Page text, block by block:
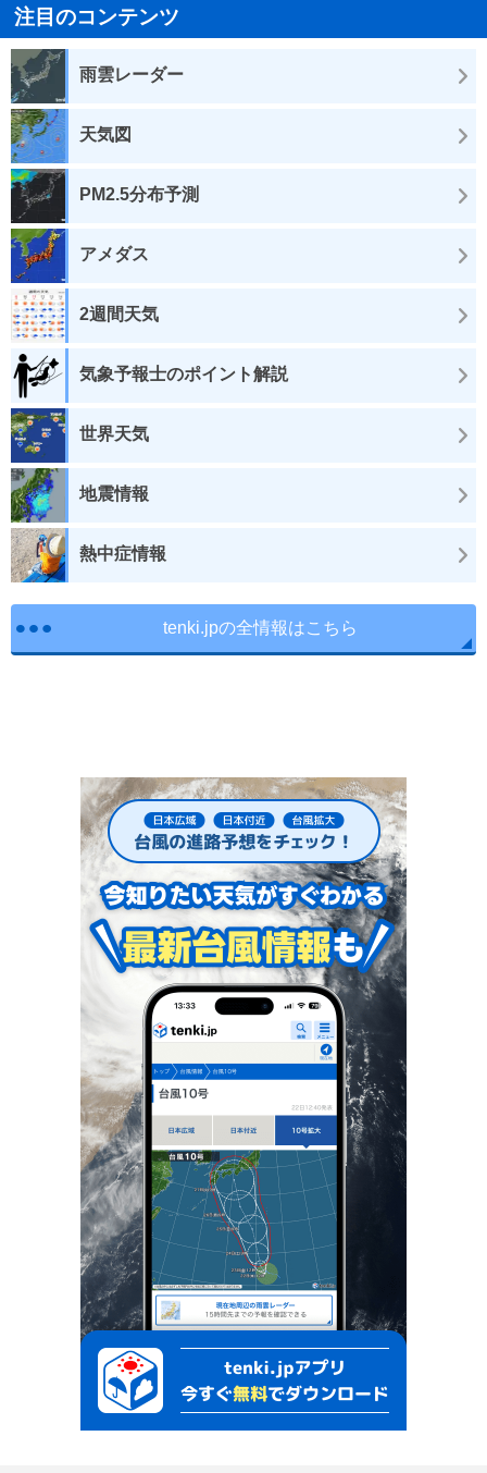
注目のコンテンツ
雨雲レーダー
天気図
PM2.5分布予測
アメダス
2週間天気
気象予報士のポイント解説
世界天気
地震情報
熱中症情報
tenki.jpの全情報はこちら